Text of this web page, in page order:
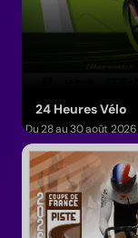
24 Heures Vélo
Du 28 au 30 août 2026
(Pays de la Loire)